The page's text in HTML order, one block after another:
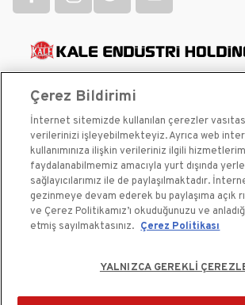
İletişim Bilgileri
Vadistanbul Ayazağa Mahallesi Azerbaycan
34396 Sarıyer/İstanbul
+90 (212) 705 80 00 (pbx)
444 0 243 -0850 250 1 243
WhatsApp İletişim:444 0 243
bilgi@kalekilit.com.tr
Bilgi Toplumu Hizmetleri
Çerez Bildirimi
İnternet sitemizde kullanılan çerezler
verilerinizi işleyebilmekteyiz. Ayrıca web
kullanımınıza ilişkin verileriniz ilgili
faydalanabilmemiz amacıyla yurt dışında
sağlayıcılarımız ile de paylaşılmaktadır.
gezinmeye devam ederek bu paylaşıma açık
ve Çerez Politikamız’ı okuduğunuzu ve
etmiş sayılmaktasınız. Çerez Politikası
YALNIZCA GEREKLİ